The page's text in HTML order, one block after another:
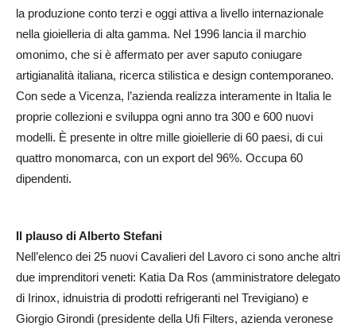
la produzione conto terzi e oggi attiva a livello internazionale
nella gioielleria di alta gamma. Nel 1996 lancia il marchio
omonimo, che si è affermato per aver saputo coniugare
artigianalità italiana, ricerca stilistica e design contemporaneo.
Con sede a Vicenza, l’azienda realizza interamente in Italia le
proprie collezioni e sviluppa ogni anno tra 300 e 600 nuovi
modelli. È presente in oltre mille gioiellerie di 60 paesi, di cui
quattro monomarca, con un export del 96%. Occupa 60
dipendenti.
Il plauso di Alberto Stefani
Nell’elenco dei 25 nuovi Cavalieri del Lavoro ci sono anche altri
due imprenditori veneti: Katia Da Ros (amministratore delegato
di Irinox, idnuistria di prodotti refrigeranti nel Trevigiano) e
Giorgio Girondi (presidente della Ufi Filters, azienda veronese